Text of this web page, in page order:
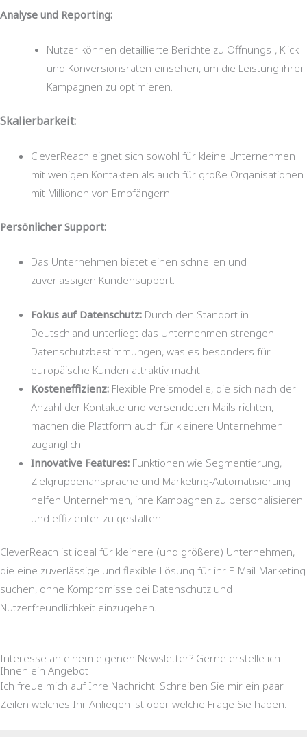
Analyse und Reporting:
Nutzer können detaillierte Berichte zu Öffnungs-, Klick-
und Konversionsraten einsehen, um die Leistung ihrer
Kampagnen zu optimieren.
Skalierbarkeit:
CleverReach eignet sich sowohl für kleine Unternehmen
mit wenigen Kontakten als auch für große Organisationen
mit Millionen von Empfängern.
Persönlicher Support:
Das Unternehmen bietet einen schnellen und
zuverlässigen Kundensupport.
Fokus auf Datenschutz: Durch den Standort in
Deutschland unterliegt das Unternehmen strengen
Datenschutzbestimmungen, was es besonders für
europäische Kunden attraktiv macht.
Kosteneffizienz: Flexible Preismodelle, die sich nach der
Anzahl der Kontakte und versendeten Mails richten,
machen die Plattform auch für kleinere Unternehmen
zugänglich.
Innovative Features: Funktionen wie Segmentierung,
Zielgruppenansprache und Marketing-Automatisierung
helfen Unternehmen, ihre Kampagnen zu personalisieren
und effizienter zu gestalten.
CleverReach ist ideal für kleinere (und größere) Unternehmen,
die eine zuverlässige und flexible Lösung für ihr E-Mail-Marketing
suchen, ohne Kompromisse bei Datenschutz und
Nutzerfreundlichkeit einzugehen.
Interesse an einem eigenen Newsletter? Gerne erstelle ich
Ihnen ein Angebot
Ich freue mich auf Ihre Nachricht. Schreiben Sie mir ein paar
Zeilen welches Ihr Anliegen ist oder welche Frage Sie haben.